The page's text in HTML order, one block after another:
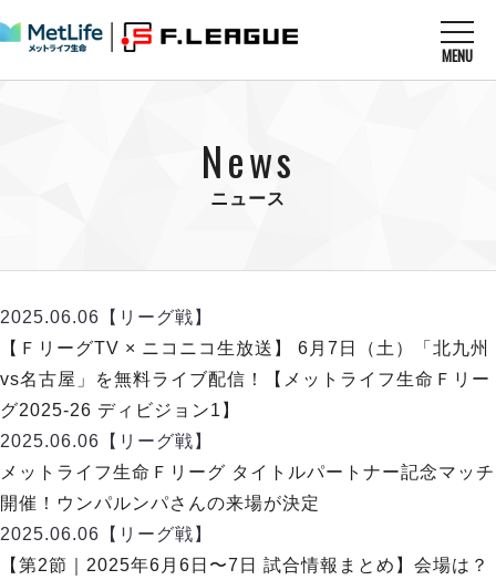
MENU
U-23選抜
クラブ
チケット
メディア情報
フットサル日本代表
その他
MATCHES
順位表
戦績表
警告・退場・出場停止選手
個人ランキング｜ゴール
個人ランキング｜シュート
個人ランキング｜シュート成功率
個人ランキング｜第2PK
メットライフ生命Ｆ２リーグ
メットライフ生命Ｆ１リーグ
エスポラーダ北海道
バルドラール浦安
フウガドールすみだ
しながわシティ
立川アスレティックFC
ペスカドーラ町田
湘南ベルマーレ
チケットを買う
アリーナ情報 ARENA
リーグ概要 ABOUT US
リーグ概要
過去の記録 ARCHIVE
News
ニュース
2025.06.06 【リーグ戦】
【ＦリーグTV × ニコニコ生放送】 6月7日（土）「北九州
vs名古屋」を無料ライブ配信！【メットライフ生命Ｆリー
グ2025-26 ディビジョン1】
2025.06.06 【リーグ戦】
メットライフ生命Ｆリーグ タイトルパートナー記念マッチ
開催！ウンパルンパさんの来場が決定
2025.06.06 【リーグ戦】
【第2節｜2025年6月6日〜7日 試合情報まとめ】会場は？